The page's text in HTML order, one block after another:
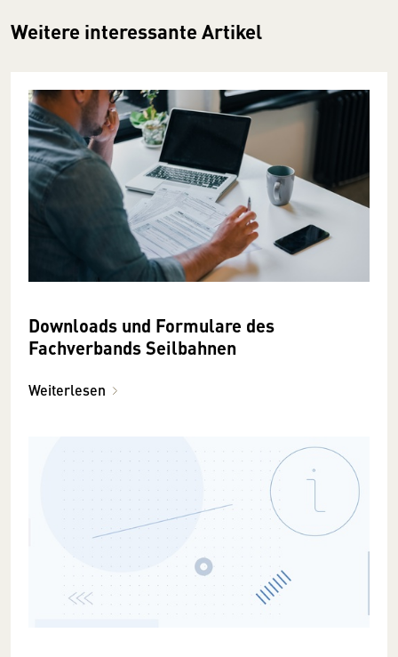
Weitere interessante Artikel
Downloads und Formulare des
Fachverbands Seilbahnen
Weiterlesen